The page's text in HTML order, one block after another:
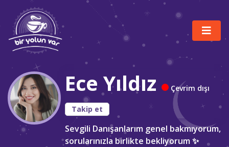
Ece Yıldız Çevrim dışı
Takip et
Sevgili Danışanlarım genel bakmıyorum,
sorularınızla birlikte bekliyorum ✨